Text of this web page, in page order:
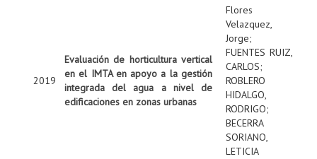
2019
Evaluación de horticultura vertical
en el IMTA en apoyo a la gestión
integrada del agua a nivel de
edificaciones en zonas urbanas
Flores
Velazquez,
Jorge;
FUENTES RUIZ,
CARLOS;
ROBLERO
HIDALGO,
RODRIGO;
BECERRA
SORIANO,
LETICIA